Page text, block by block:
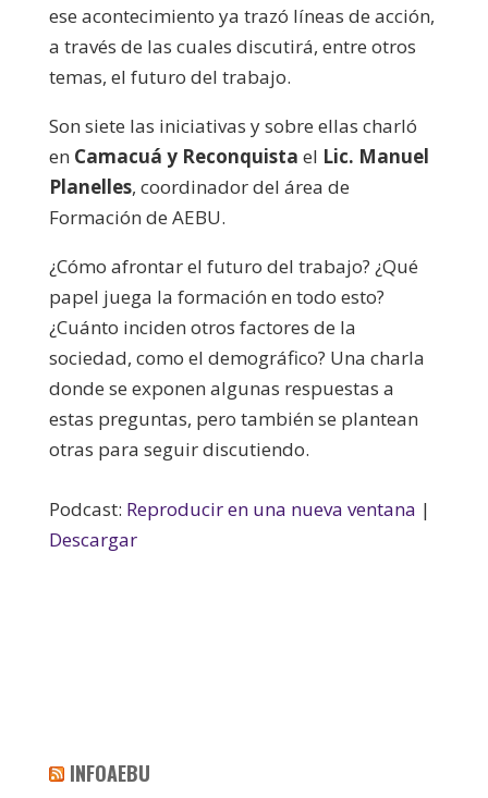
ese acontecimiento ya trazó líneas de acción,
a través de las cuales discutirá, entre otros
temas, el futuro del trabajo.
Son siete las iniciativas y sobre ellas charló
en Camacuá y Reconquista el Lic. Manuel
Planelles, coordinador del área de
Formación de AEBU.
¿Cómo afrontar el futuro del trabajo? ¿Qué
papel juega la formación en todo esto?
¿Cuánto inciden otros factores de la
sociedad, como el demográfico? Una charla
donde se exponen algunas respuestas a
estas preguntas, pero también se plantean
otras para seguir discutiendo.
Podcast: Reproducir en una nueva ventana |
Descargar
INFOAEBU